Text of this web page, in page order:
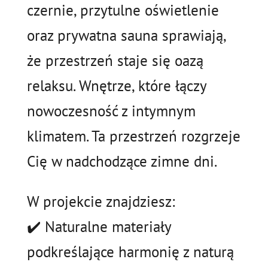
czernie, przytulne oświetlenie
oraz prywatna sauna sprawiają,
że przestrzeń staje się oazą
relaksu. Wnętrze, które łączy
nowoczesność z intymnym
klimatem. Ta przestrzeń rozgrzeje
Cię w nadchodzące zimne dni.
W projekcie znajdziesz:
✔️ Naturalne materiały
podkreślające harmonię z naturą